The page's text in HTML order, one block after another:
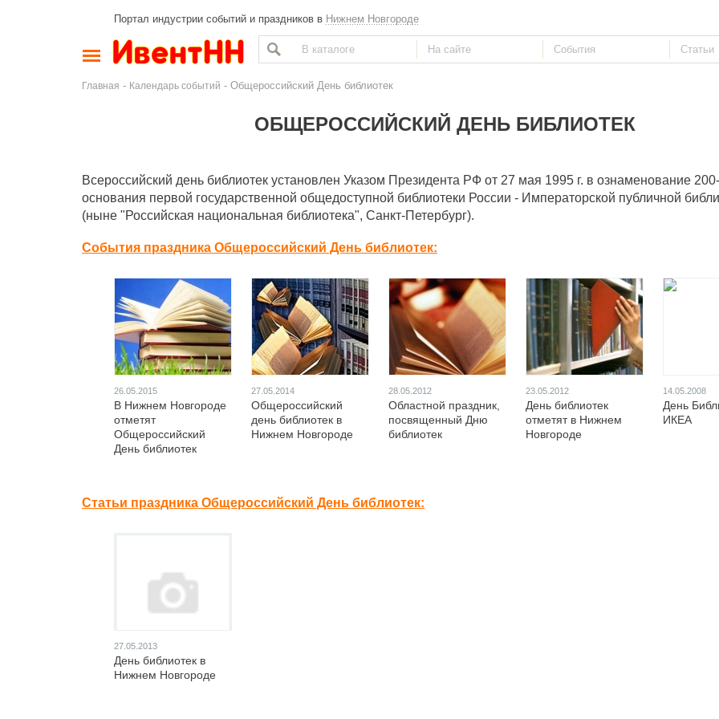
Портал индустрии событий и праздников в Нижнем Новгороде
Главная - Календарь событий - Общероссийский День библиотек
ОБЩЕРОССИЙСКИЙ ДЕНЬ БИБЛИОТЕК
Всероссийский день библиотек установлен Указом Президента РФ от 27 мая 1995 г. в ознаменование
основания первой государственной общедоступной библиотеки России - Императорской публичной
(ныне "Российская национальная библиотека", Санкт-Петербург).
События праздника Общероссийский День библиотек:
26.05.2015
В Нижнем Новгороде
отметят
Общероссийский
День библиотек
27.05.2014
Общероссийский
день библиотек в
Нижнем Новгороде
28.05.2012
Областной праздник,
посвященный Дню
библиотек
23.05.2012
День библиотек
отметят в Нижнем
Новгороде
14.05.2008
День
ИКЕА
Статьи праздника Общероссийский День библиотек:
27.05.2013
День библиотек в
Нижнем Новгороде